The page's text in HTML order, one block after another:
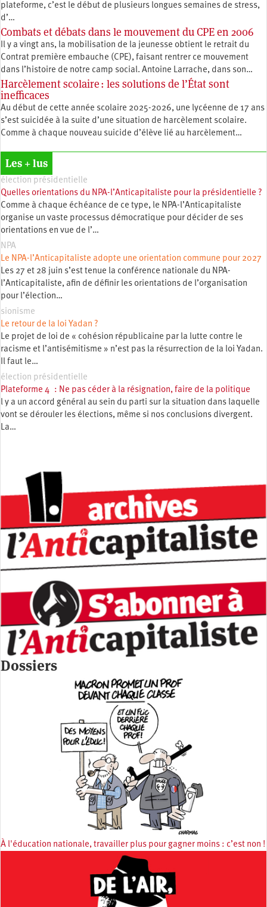
plateforme, c’est le début de plusieurs longues semaines de stress,
d’…
Combats et débats dans le mouvement du CPE en 2006
Il y a vingt ans, la mobilisation de la jeunesse obtient le retrait du
Contrat première embauche (CPE), faisant rentrer ce mouvement
dans l’histoire de notre camp social. Antoine Larrache, dans son…
Harcèlement scolaire : les solutions de l’État sont
inefficaces
Au début de cette année scolaire 2025-2026, une lycéenne de 17 ans
s’est suicidée à la suite d’une situation de harcèlement scolaire.
Comme à chaque nouveau suicide d’élève lié au harcèlement…
Les + lus
élection présidentielle
Quelles orientations du NPA-l’Anticapitaliste pour la présidentielle ?
Comme à chaque échéance de ce type, le NPA-l’Anticapitaliste
organise un vaste processus démocratique pour décider de ses
orientations en vue de l’…
NPA
Le NPA-l’Anticapitaliste adopte une orientation commune pour 2027
Les 27 et 28 juin s’est tenue la conférence nationale du NPA-
l’Anticapitaliste, afin de définir les orientations de l’organisation
pour l’élection…
sionisme
Le retour de la loi Yadan ?
Le projet de loi de « cohésion républicaine par la lutte contre le
racisme et l’antisémitisme » n’est pas la résurrection de la loi Yadan.
Il faut le…
élection présidentielle
Plateforme 4 : Ne pas céder à la résignation, faire de la politique
l y a un accord général au sein du parti sur la situation dans laquelle
vont se dérouler les élections, même si nos conclusions divergent.
La…
Dossiers
À l'éducation nationale, travailler plus pour gagner moins : c’est non !